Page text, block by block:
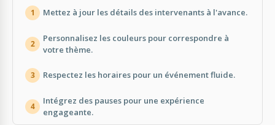
1 Mettez à jour les détails des intervenants à l'avance.
2
Personnalisez les couleurs pour correspondre à
votre thème.
3 Respectez les horaires pour un événement fluide.
4
Intégrez des pauses pour une expérience
engageante.